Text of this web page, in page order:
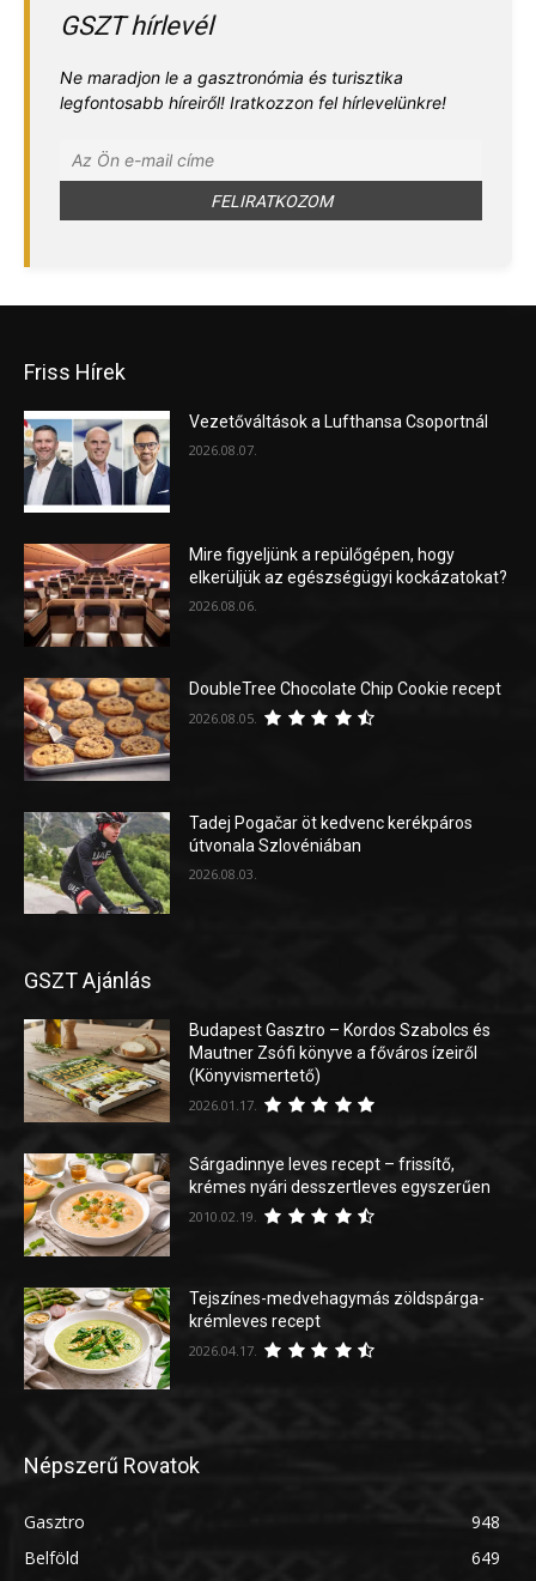
GSZT hírlevél
Ne maradjon le a gasztronómia és turisztika
legfontosabb híreiről! Iratkozzon fel hírlevelünkre!
Friss Hírek
Vezetőváltások a Lufthansa Csoportnál
2026.08.07.
Mire figyeljünk a repülőgépen, hogy
elkerüljük az egészségügyi kockázatokat?
2026.08.06.
DoubleTree Chocolate Chip Cookie recept
2026.08.05.
Tadej Pogačar öt kedvenc kerékpáros
útvonala Szlovéniában
2026.08.03.
GSZT Ajánlás
Budapest Gasztro – Kordos Szabolcs és
Mautner Zsófi könyve a főváros ízeiről
(Könyvismertető)
2026.01.17.
Sárgadinnye leves recept – frissítő,
krémes nyári desszertleves egyszerűen
2010.02.19.
Tejszínes-medvehagymás zöldspárga-
krémleves recept
2026.04.17.
Népszerű Rovatok
Gasztro
948
Belföld
649